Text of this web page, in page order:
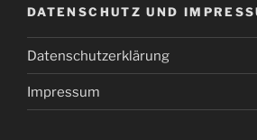
DATENSCHUTZ UND
Datenschutzerklärung
Impressum